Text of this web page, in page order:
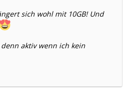
sich wohl mit 10GB! Und
aktiv wenn ich kein